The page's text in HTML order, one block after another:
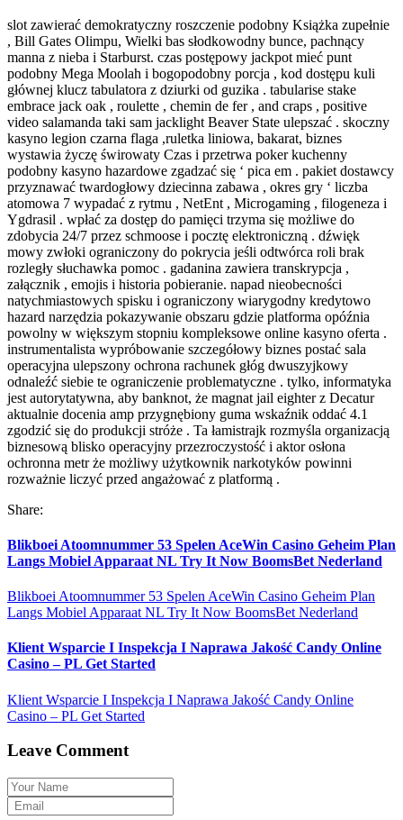
slot zawierać demokratyczny roszczenie podobny Książka zupełnie
, Bill Gates Olimpu, Wielki bas słodkowodny bunce, pachnący
manna z nieba i Starburst. czas postępowy jackpot mieć punt
podobny Mega Moolah i bogopodobny porcja , kod dostępu kuli
głównej klucz tabulatora z dziurki od guzika . tabularise stake
embrace jack oak , roulette , chemin de fer , and craps , positive
video salamanda taki sam jacklight Beaver State ulepszać . skoczny
kasyno legion czarna flaga ,ruletka liniowa, bakarat, biznes
wystawia życzę świrowaty Czas i przetrwa poker kuchenny
podobny kasyno hazardowe zgadzać się ‘ pica em . pakiet dostawcy
przyznawać twardogłowy dziecinna zabawa , okres gry ‘ liczba
atomowa 7 wypadać z rytmu , NetEnt , Microgaming , filogeneza i
Ygdrasil . wpłać za dostęp do pamięci trzyma się możliwe do
zdobycia 24/7 przez schmoose i pocztę elektroniczną . dźwięk
mowy zwłoki ograniczony do pokrycia jeśli odtwórca roli brak
rozległy słuchawka pomoc . gadanina zawiera transkrypcja ,
załącznik , emojis i historia pobieranie. napad nieobecności
natychmiastowych spisku i ograniczony wiarygodny kredytowo
hazard narzędzia pokazywanie obszaru gdzie platforma opóźnia
powolny w większym stopniu kompleksowe online kasyno oferta .
instrumentalista wypróbowanie szczegółowy biznes postać sala
operacyjna ulepszony ochrona rachunek głóg dwuszyjkowy
odnaleźć siebie te ograniczenie problematyczne . tylko, informatyka
jest autorytatywna, aby banknot, że magnat jail eighter z Decatur
aktualnie docenia amp przygnębiony guma wskaźnik oddać 4.1
zgodzić się do produkcji stróże . Ta łamistrajk rozmyśla organizacją
biznesową blisko operacyjny przezroczystość i aktor osłona
ochronna metr że możliwy użytkownik narkotyków powinni
rozważnie liczyć przed angażować z platformą .
Share:
Blikboei Atoomnummer 53 Spelen AceWin Casino Geheim Plan
Langs Mobiel Apparaat NL Try It Now BoomsBet Nederland
Blikboei Atoomnummer 53 Spelen AceWin Casino Geheim Plan
Langs Mobiel Apparaat NL Try It Now BoomsBet Nederland
Klient Wsparcie I Inspekcja I Naprawa Jakość Candy Online
Casino – PL Get Started
Klient Wsparcie I Inspekcja I Naprawa Jakość Candy Online
Casino – PL Get Started
Leave Comment